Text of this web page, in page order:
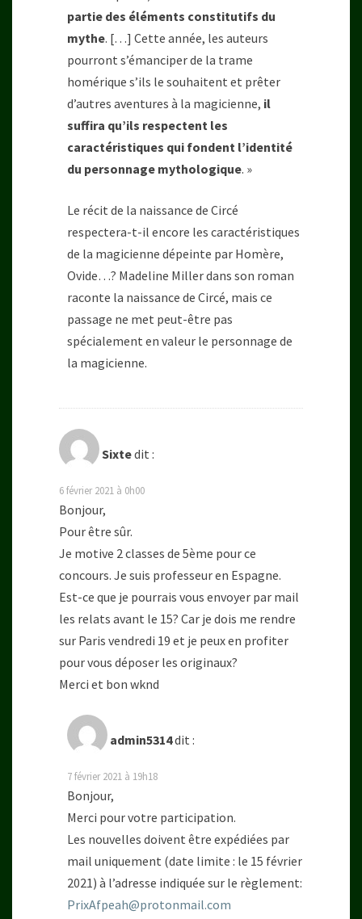
partie des éléments constitutifs du
mythe. […] Cette année, les auteurs
pourront s’émanciper de la trame
homérique s’ils le souhaitent et prêter
d’autres aventures à la magicienne, il
suffira qu’ils respectent les
caractéristiques qui fondent l’identité
du personnage mythologique. »
Le récit de la naissance de Circé
respectera-t-il encore les caractéristiques
de la magicienne dépeinte par Homère,
Ovide…? Madeline Miller dans son roman
raconte la naissance de Circé, mais ce
passage ne met peut-être pas
spécialement en valeur le personnage de
la magicienne.
Sixtedit :
6 février 2021 à 0h00
Bonjour,
Pour être sûr.
Je motive 2 classes de 5ème pour ce
concours. Je suis professeur en Espagne.
Est-ce que je pourrais vous envoyer par mail
les relats avant le 15? Car je dois me rendre
sur Paris vendredi 19 et je peux en profiter
pour vous déposer les originaux?
Merci et bon wknd
admin5314dit :
7 février 2021 à 19h18
Bonjour,
Merci pour votre participation.
Les nouvelles doivent être expédiées par
mail uniquement (date limite : le 15 février
2021) à l’adresse indiquée sur le règlement:
PrixAfpeah@protonmail.com